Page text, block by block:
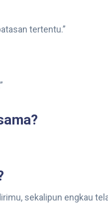
tertentu.”
sekalipun engkau